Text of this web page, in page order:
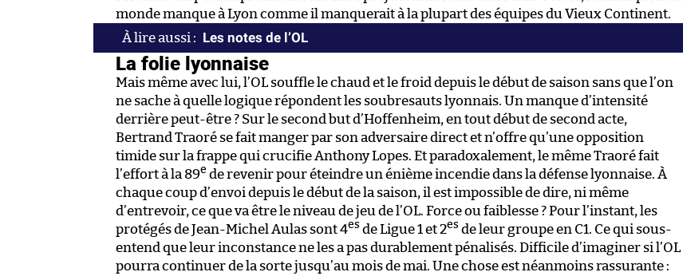
monde manque à Lyon comme il manquerait à la plupart des équipes du Vieux Continent.
Les notes de l’OL
La folie lyonnaise
Mais même avec lui, l’OL souffle le chaud et le froid depuis le début de saison sans que l’on
ne sache à quelle logique répondent les soubresauts lyonnais. Un manque d’intensité
derrière peut-être ? Sur le second but d’Hoffenheim, en tout début de second acte,
Bertrand Traoré se fait manger par son adversaire direct et n’offre qu’une opposition
timide sur la frappe qui crucifie Anthony Lopes. Et paradoxalement, le même Traoré fait
l’effort à la 89e de revenir pour éteindre un énième incendie dans la défense lyonnaise. À
chaque coup d’envoi depuis le début de la saison, il est impossible de dire, ni même
d’entrevoir, ce que va être le niveau de jeu de l’OL. Force ou faiblesse ? Pour l’instant, les
protégés de Jean-Michel Aulas sont 4es de Ligue 1 et 2es de leur groupe en C1. Ce qui sous-
entend que leur inconstance ne les a pas durablement pénalisés. Difficile d’imaginer si l’OL
pourra continuer de la sorte jusqu’au mois de mai. Une chose est néanmoins rassurante :